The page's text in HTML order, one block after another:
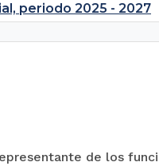
periodo 2025 - 2027
de los